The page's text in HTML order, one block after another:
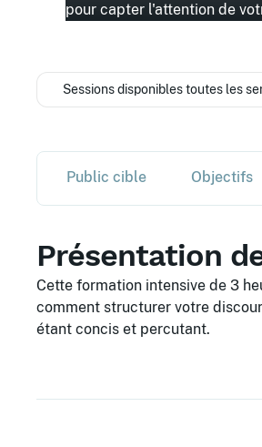
pour capter l'attention de
Sessions disponibles toutes les
Public cible Objectifs
Présentation
Cette formation intensive de 3
comment structurer votre
étant concis et percutant.